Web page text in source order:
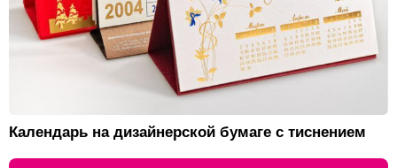
Календарь на дизайнерской бумаге с тиснением